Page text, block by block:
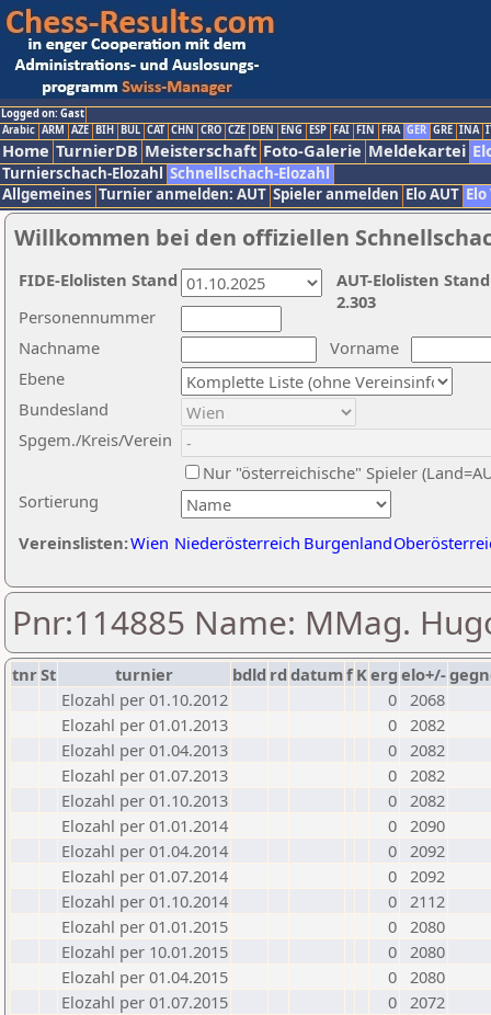
Logged on: Gast
Arabic ARM AZE BIH BUL CAT CHN CRO CZE DEN ENG ESP FAI FIN FRA GER GRE INA
Home TurnierDB Meisterschaft Foto-Galerie Meldekartei
Turnierschach-Elozahl Schnellschach-Elozahl
Allgemeines Turnier anmelden: AUT Spieler anmelden Elo AUT
Willkommen bei den offiziellen
Nachname
Vorname
Ebene
Sortierung
Personennummer
Bundesland
Spgem./Kreis/Verein
Nur "österreichische" Spieler
Vereinslisten:Wien Niederösterreich Burgenland
AUT-Elolisten
2.303
FIDE-Elolisten Stand
Pnr:114885 Name: MMag.
tnrSt turnier bdld rd datumf Kerg elo+/-
Elozahl per 01.10.2012
0 2068
Elozahl per 01.01.2013
0 2082
Elozahl per 01.04.2013
0 2082
Elozahl per 01.07.2013
0 2082
Elozahl per 01.10.2013
0 2082
Elozahl per 01.01.2014
0 2090
Elozahl per 01.04.2014
0 2092
Elozahl per 01.07.2014
0 2092
Elozahl per 01.10.2014
0 2112
Elozahl per 01.01.2015
0 2080
Elozahl per 10.01.2015
0 2080
Elozahl per 01.04.2015
0 2080
Elozahl per 01.07.2015
0 2072